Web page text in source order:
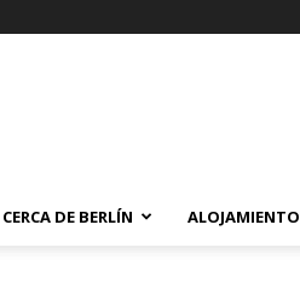
CERCA DE BERLÍN ALOJAMIENTO